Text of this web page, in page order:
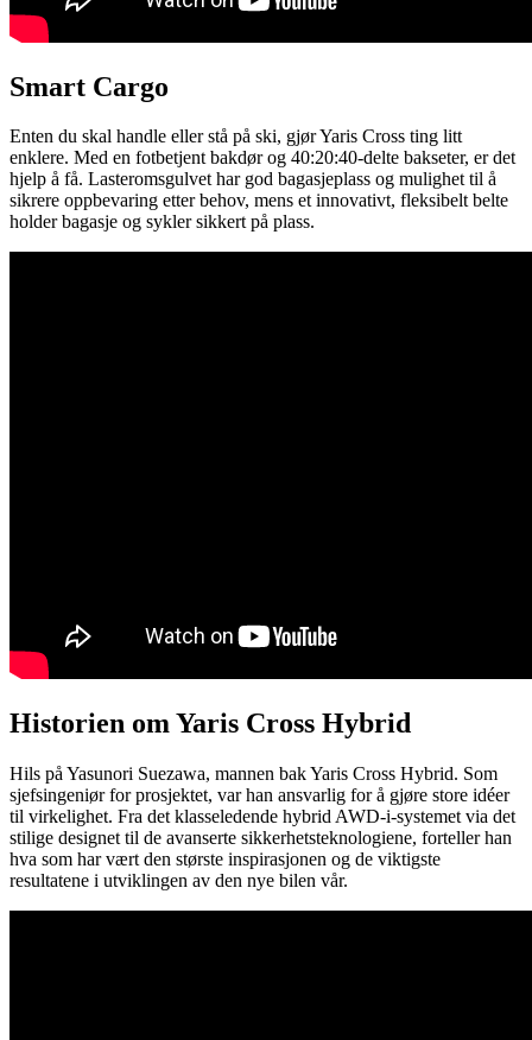
Smart Cargo
Enten du skal handle eller stå på ski, gjør Yaris Cross ting litt
enklere. Med en fotbetjent bakdør og 40:20:40-delte bakseter, er det
hjelp å få. Lasteromsgulvet har god bagasjeplass og mulighet til å
sikrere oppbevaring etter behov, mens et innovativt, fleksibelt belte
holder bagasje og sykler sikkert på plass.
Historien om Yaris Cross Hybrid
Hils på Yasunori Suezawa, mannen bak Yaris Cross Hybrid. Som
sjefsingeniør for prosjektet, var han ansvarlig for å gjøre store idéer
til virkelighet. Fra det klasseledende hybrid AWD-i-systemet via det
stilige designet til de avanserte sikkerhetsteknologiene, forteller han
hva som har vært den største inspirasjonen og de viktigste
resultatene i utviklingen av den nye bilen vår.